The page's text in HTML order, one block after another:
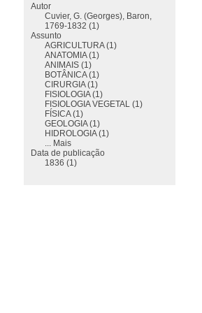
Autor
Cuvier, G. (Georges), Baron,
1769-1832 (1)
Assunto
AGRICULTURA (1)
ANATOMIA (1)
ANIMAIS (1)
BOTÂNICA (1)
CIRURGIA (1)
FISIOLOGIA (1)
FISIOLOGIA VEGETAL (1)
FÍSICA (1)
GEOLOGIA (1)
HIDROLOGIA (1)
... Mais
Data de publicação
1836 (1)